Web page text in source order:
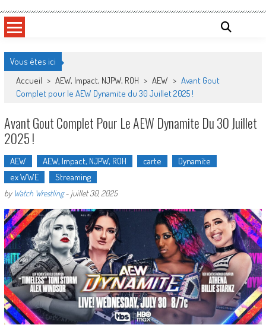
Vous êtes ici
Accueil > AEW, Impact, NJPW, ROH > AEW > Avant Gout
Complet pour le AEW Dynamite du 30 Juillet 2025 !
Avant Gout Complet Pour Le AEW Dynamite Du 30 Juillet
2025 !
AEW AEW, Impact, NJPW, ROH carte
Dynamite
ex WWE
Streaming
by Watch Wrestling- juillet 30, 2025